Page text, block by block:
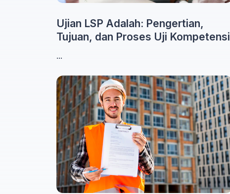
Ujian LSP Adalah: Pengertian,
Tujuan, dan Proses Uji Kompetensi
...